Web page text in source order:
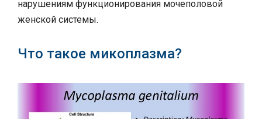
нарушениям функционирования мочеполовой
женской системы.
Что такое микоплазма?